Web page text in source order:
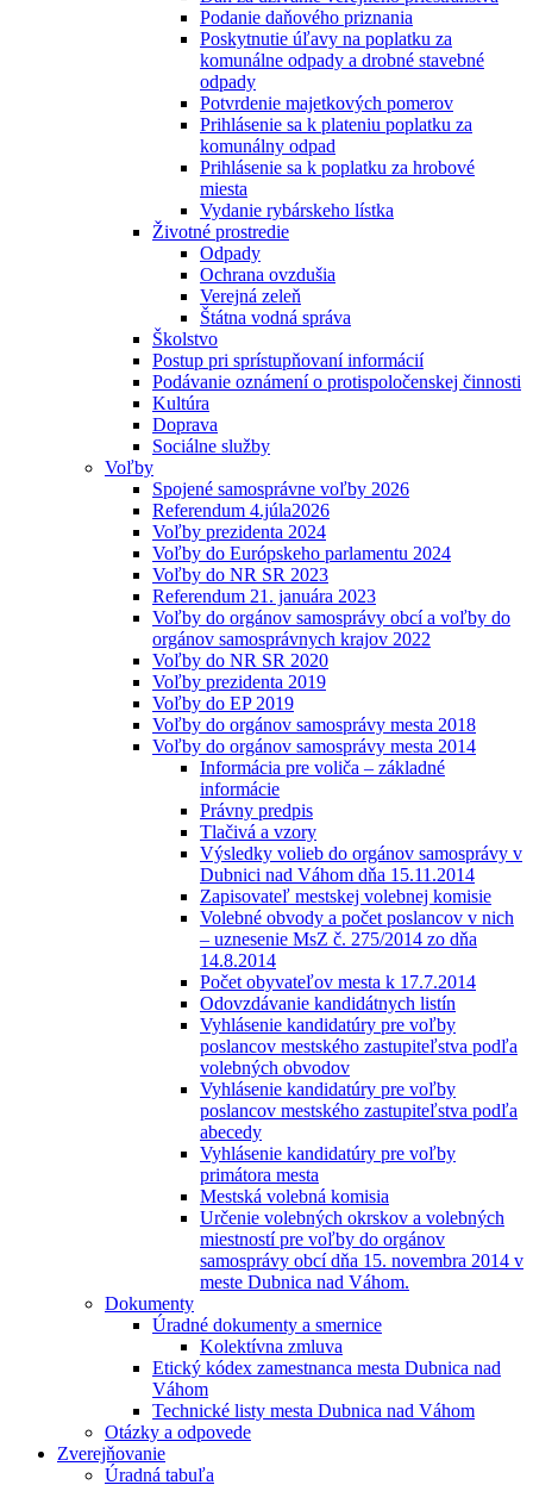
Podanie daňového priznania
Poskytnutie úľavy na poplatku za
komunálne odpady a drobné stavebné
odpady
Potvrdenie majetkových pomerov
Prihlásenie sa k plateniu poplatku za
komunálny odpad
Prihlásenie sa k poplatku za hrobové
miesta
Vydanie rybárskeho lístka
Životné prostredie
Odpady
Ochrana ovzdušia
Verejná zeleň
Štátna vodná správa
Školstvo
Postup pri sprístupňovaní informácií
Podávanie oznámení o protispoločenskej činnosti
Kultúra
Doprava
Sociálne služby
Voľby
Spojené samosprávne voľby 2026
Referendum 4.júla2026
Voľby prezidenta 2024
Voľby do Európskeho parlamentu 2024
Voľby do NR SR 2023
Referendum 21. januára 2023
Voľby do orgánov samosprávy obcí a voľby do
orgánov samosprávnych krajov 2022
Voľby do NR SR 2020
Voľby prezidenta 2019
Voľby do EP 2019
Voľby do orgánov samosprávy mesta 2018
Voľby do orgánov samosprávy mesta 2014
Informácia pre voliča – základné
informácie
Právny predpis
Tlačivá a vzory
Výsledky volieb do orgánov samosprávy v
Dubnici nad Váhom dňa 15.11.2014
Zapisovateľ mestskej volebnej komisie
Volebné obvody a počet poslancov v nich
– uznesenie MsZ č. 275/2014 zo dňa
14.8.2014
Počet obyvateľov mesta k 17.7.2014
Odovzdávanie kandidátnych listín
Vyhlásenie kandidatúry pre voľby
poslancov mestského zastupiteľstva podľa
volebných obvodov
Vyhlásenie kandidatúry pre voľby
poslancov mestského zastupiteľstva podľa
abecedy
Vyhlásenie kandidatúry pre voľby
primátora mesta
Mestská volebná komisia
Určenie volebných okrskov a volebných
miestností pre voľby do orgánov
samosprávy obcí dňa 15. novembra 2014 v
meste Dubnica nad Váhom.
Dokumenty
Úradné dokumenty a smernice
Kolektívna zmluva
Etický kódex zamestnanca mesta Dubnica nad
Váhom
Technické listy mesta Dubnica nad Váhom
Otázky a odpovede
Zverejňovanie
Úradná tabuľa